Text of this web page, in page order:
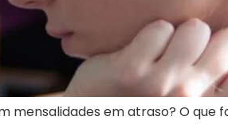
mensalidades em atraso? O